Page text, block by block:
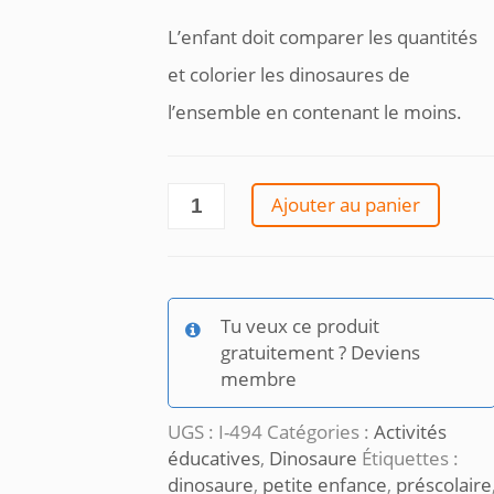
L’enfant doit comparer les quantités
et colorier les dinosaures de
l’ensemble en contenant le moins.
quantité
dinosaures
Ajouter au panier
Tu veux ce produit
gratuitement ? Deviens
membre
UGS : I-494 Catégories : Activités
éducatives, Dinosaure Étiquettes :
dinosaure, petite enfance, préscolaire